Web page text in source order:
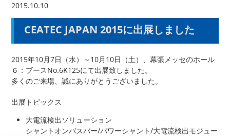
2015.10.10
CEATEC JAPAN 2015に出展しました
2015年10月7日（水）～10月10日（土）、幕張メッセのホール
６：ブースNo.6K125にて出展致しました。
多くのご来場、誠にありがとうございました。
出展トピックス
大電流検出ソリューション
シャントオンバスバー/パワーシャント/大電流検出モジュー